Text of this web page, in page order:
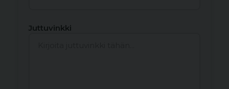
Juttuvinkki